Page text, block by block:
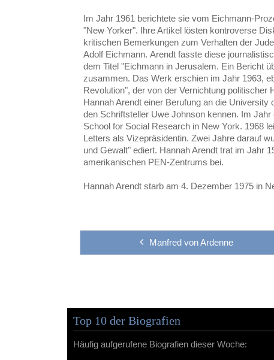
Im Jahr 1961 berichtete sie vom Eichmann-
"New Yorker". Ihre Artikel lösten kontroverse
kritischen Bemerkungen zum Verhalten der
Adolf Eichmann. Arendt fasste diese
dem Titel "Eichmann in Jerusalem. Ein Bericht
zusammen. Das Werk erschien im Jahr 1963,
Revolution", der von der Vernichtung politischer
Hannah Arendt einer Berufung an die
den Schriftsteller Uwe Johnson kennen. Im
School for Social Research in New York. 1968
Letters als Vizepräsidentin. Zwei Jahre darauf
und Gewalt" ediert. Hannah Arendt trat im Jahr
amerikanischen PEN-Zentrums bei.
Hannah Arendt starb am 4. Dezember 1975 in
Manfred von Ardenne
Top 10 der Biografien
Häufig aufgerufene Biografien dieser Woche: